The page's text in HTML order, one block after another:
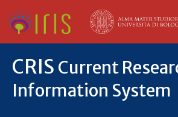
CRIS Current
Information System